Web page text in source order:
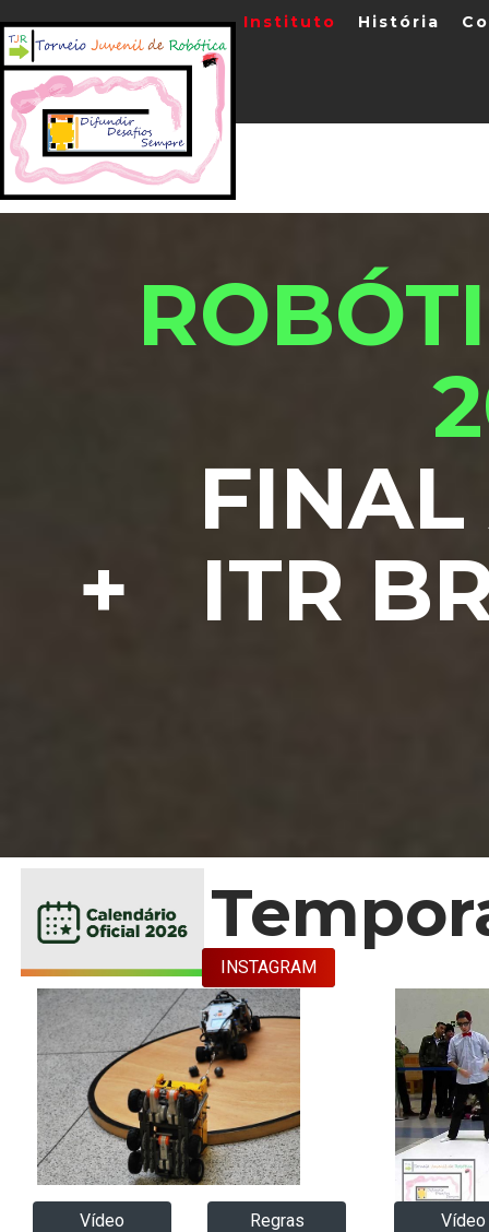
Instituto História
Vídeo
Regras
Vídeo
INSTAGRAM
FINAL
+ ITR